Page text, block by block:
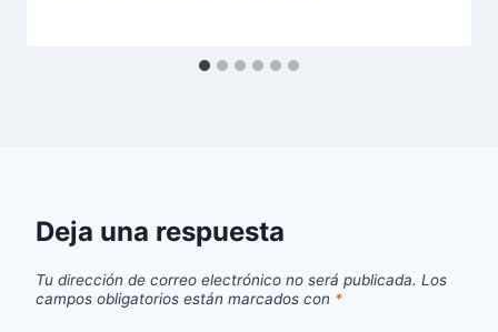
Deja una respuesta
Tu dirección de correo electrónico no será publicada. Los
campos obligatorios están marcados con *